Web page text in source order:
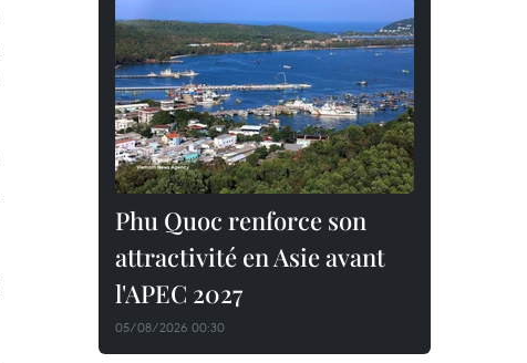
Phu Quoc renforce son
attractivité en Asie avant
l'APEC 2027
05/08/2026 00:30